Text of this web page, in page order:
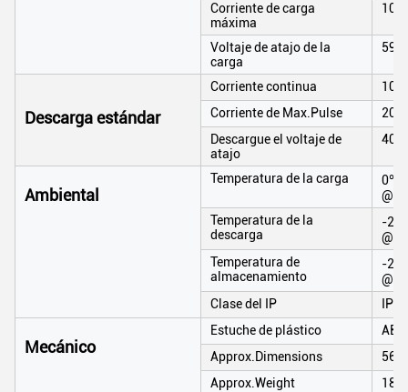
Corriente de carga
máxima
Voltaje de atajo de la
carga
Descarga estándar
Corriente continua
Corriente de Max.Pulse
Descargue el voltaje de
atajo
40V
Ambiental
Temperatura de la carga
0℃
Temperatura de la
descarga
-
Temperatura de
almacenamiento
-
Clase del IP
IP65
Mecánico
Estuche de plástico
Approx.Dimensions
Approx.Weight